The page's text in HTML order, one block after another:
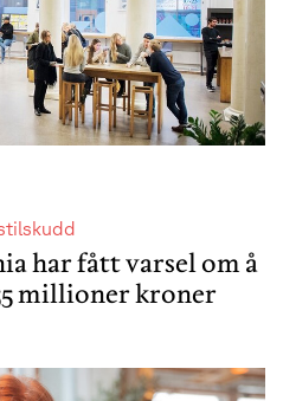
har fått varsel om å
millioner kroner